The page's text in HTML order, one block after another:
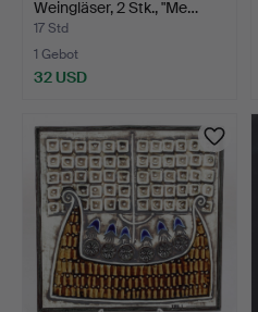
Weingläser, 2 Stk., "Me…
17 Std
1 Gebot
32 USD